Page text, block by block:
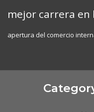
mejor carrera en
apertura del comercio